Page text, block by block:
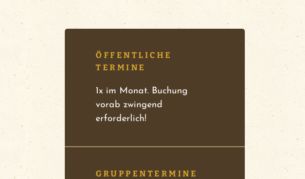
ÖFFENTLICHE
TERMINE
1x im Monat. Buchung
vorab zwingend
erforderlich!
GRUPPENTERMINE